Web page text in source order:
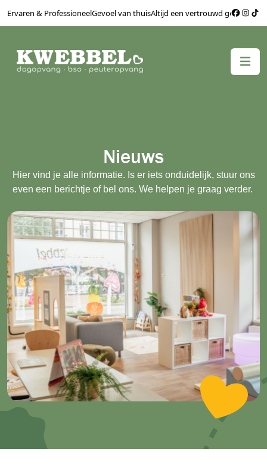
Ervaren & ProfessioneelGevoel van thuisAltijd een vertrouwd gezicht
Nieuws
Hier vind je alle informatie. Is er iets onduidelijk, stuur ons
even een berichtje of bel ons. We helpen je graag verder.